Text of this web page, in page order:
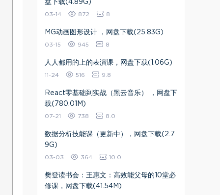
盘下载(4.89G)
03-14 872 8
MG动画图形设计 ，网盘下载(25.83G)
03-15 945 8
人人都用的上的表演课，网盘下载(1.06G)
11-24 516 9.8
React零基础到实战（黑云音乐） ，网盘下
载(780.01M)
07-21 738 8.0
数据分析技能课（更新中），网盘下载(2.7
9G)
03-03 364 10.0
樊登读书会：王惠文：高效能父母的10堂必
修课，网盘下载(41.54M)